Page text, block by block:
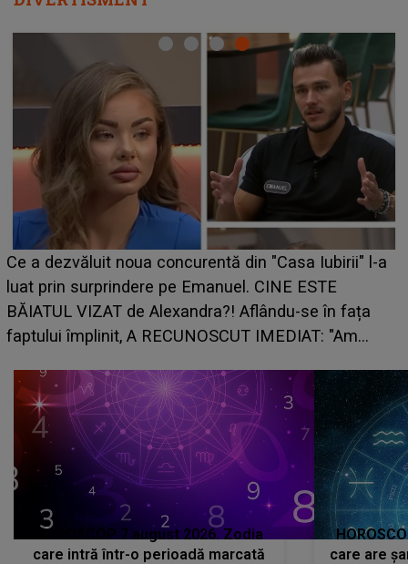
HOROSCOP de weekend, 8-9 august 2026. Zodia
care riscă să rămână fără bani. O decizie luată în
grabă îi aduce pierderi semnificative și îi dă toate
planurile peste cap
HOROSCOP 7 august 2026. Zodia
care intră într-o perioadă marcată
care are